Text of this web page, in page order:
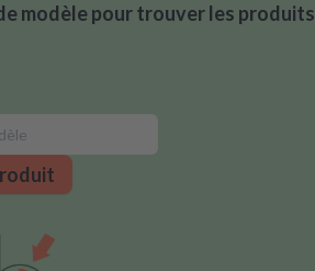
modèle pour trouver les produits